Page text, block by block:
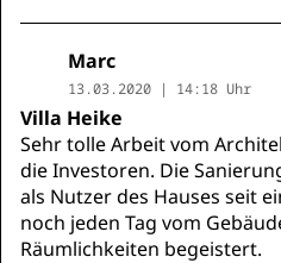
Marc
13.03.2020 | 14:18 Uhr
Villa Heike
Sehr tolle Arbeit vom
die Investoren. Die
als Nutzer des Hauses seit
noch jeden Tag vom
Räumlichkeiten begeistert.